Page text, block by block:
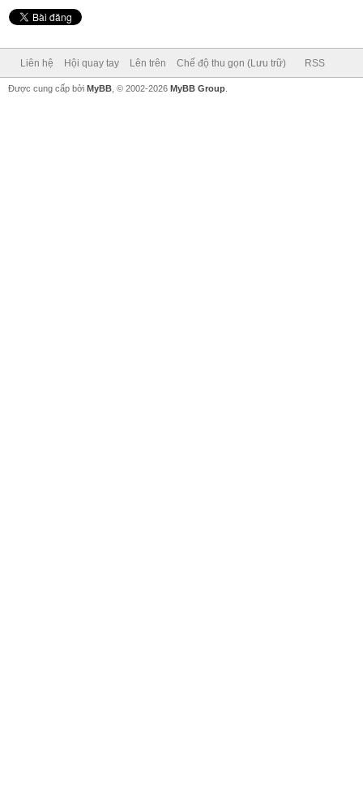
Liên hệ Hội quay tay Lên trên Chế độ thu gọn (Lưu trữ) RSS
Được cung cấp bởi MyBB , © 2002-2026 MyBB Group